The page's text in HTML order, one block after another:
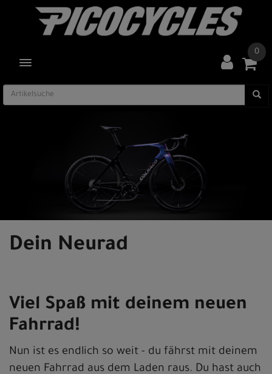
TOGGLE NAVIGATION
0
Dein Neurad
Viel Spaß mit deinem neuen
Fahrrad!
Nun ist es endlich so weit - du fährst mit deinem
neuen Fahrrad aus dem Laden raus. Du hast auch